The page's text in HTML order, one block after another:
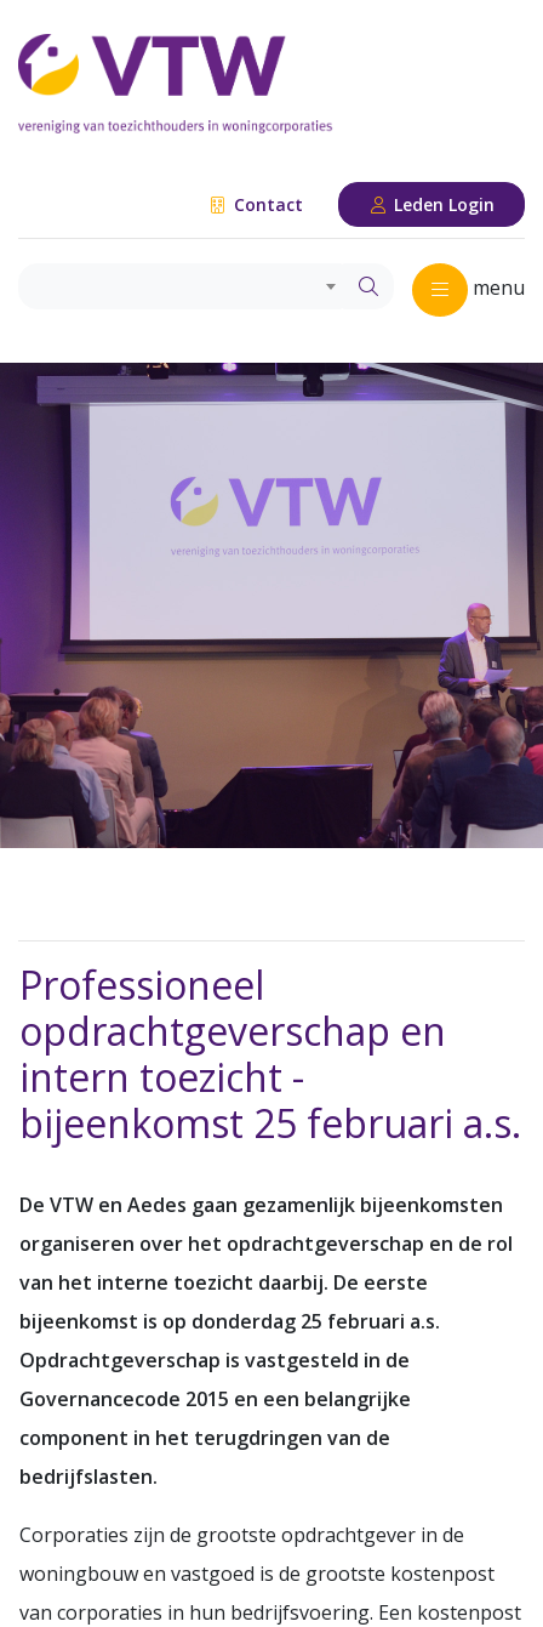
Contact Leden Login
menu
Professioneel
opdrachtgeverschap en
intern toezicht -
bijeenkomst 25 februari a.s.
De VTW en Aedes gaan gezamenlijk bijeenkomsten
organiseren over het opdrachtgeverschap en de rol
van het interne toezicht daarbij. De eerste
bijeenkomst is op donderdag 25 februari a.s.
Opdrachtgeverschap is vastgesteld in de
Governancecode 2015 en een belangrijke
component in het terugdringen van de
bedrijfslasten.
Corporaties zijn de grootste opdrachtgever in de
woningbouw en vastgoed is de grootste kostenpost
van corporaties in hun bedrijfsvoering. Een kostenpost